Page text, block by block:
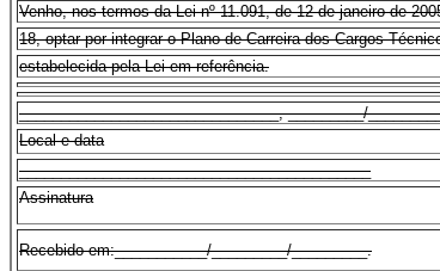
Venho, nos termos da Lei nº 11.091, de 12 de janeiro de
18, optar por integrar o Plano de Carreira dos Cargos
estabelecida pela Lei em referência.
_______________________________, _________/
Local e data
__________________________________________
Assinatura
Recebido em:___________/_________/_________.